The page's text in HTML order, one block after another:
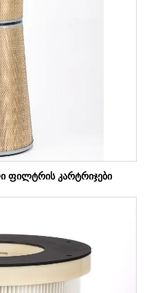
ფილტრის კარტრიჯები